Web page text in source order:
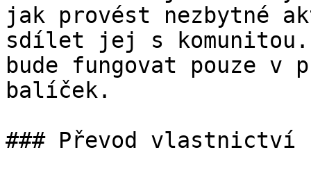
jak provést nezbytné
sdílet jej s komunitou.
bude fungovat pouze v
balíček.
### Převod vlastnictví